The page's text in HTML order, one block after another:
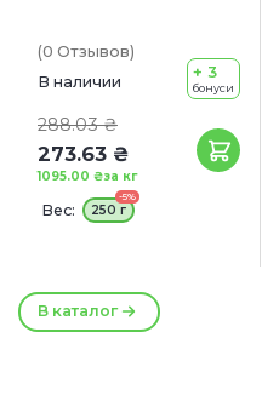
В каталог
(0 Отзывов)
В наличии
288.03 ₴
273.63 ₴
за кг
1095.00 ₴
+ 3
бонуси
Вес:
-5%
250 г